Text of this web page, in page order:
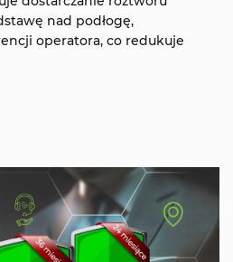
nad podłogę,
operatora, co redukuje